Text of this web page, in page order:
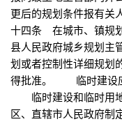
更后的规划条件报有
十四条 在城市、镇规
县人民政府城乡规划主
划或者控制性详细规划
得批准。 临时建设应
临时建设和临时用地
区、直辖市人民政府